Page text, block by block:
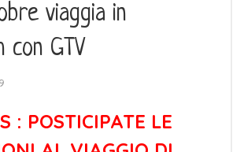
viaggia in
con GTV
: POSTICIPATE LE